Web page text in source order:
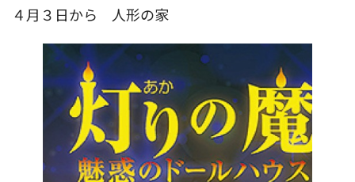
４月３日から 人形の家